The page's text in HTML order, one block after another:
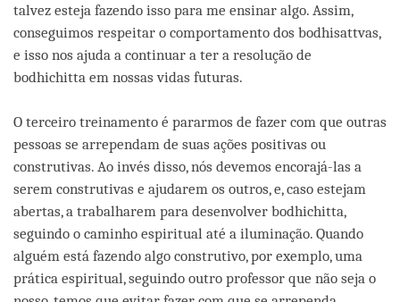
talvez esteja fazendo isso para me ensinar algo. Assim,
conseguimos respeitar o comportamento dos bodhisattvas,
e isso nos ajuda a continuar a ter a resolução de
bodhichitta em nossas vidas futuras.
O terceiro treinamento é pararmos de fazer com que outras
pessoas se arrependam de suas ações positivas ou
construtivas. Ao invés disso, nós devemos encorajá-las a
serem construtivas e ajudarem os outros, e, caso estejam
abertas, a trabalharem para desenvolver bodhichitta,
seguindo o caminho espiritual até a iluminação. Quando
alguém está fazendo algo construtivo, por exemplo, uma
prática espiritual, seguindo outro professor que não seja o